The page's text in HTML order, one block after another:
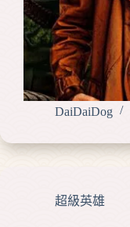
DaiDaiDog
超級英雄